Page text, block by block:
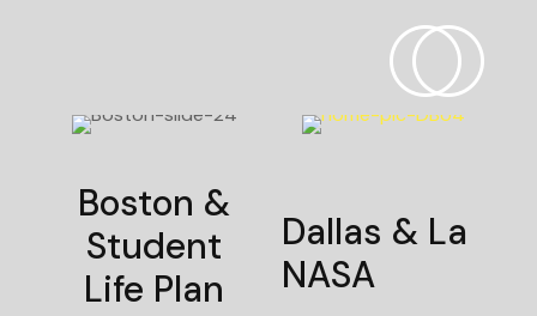
Boston &
Student
Life Plan
Dallas & La
NASA